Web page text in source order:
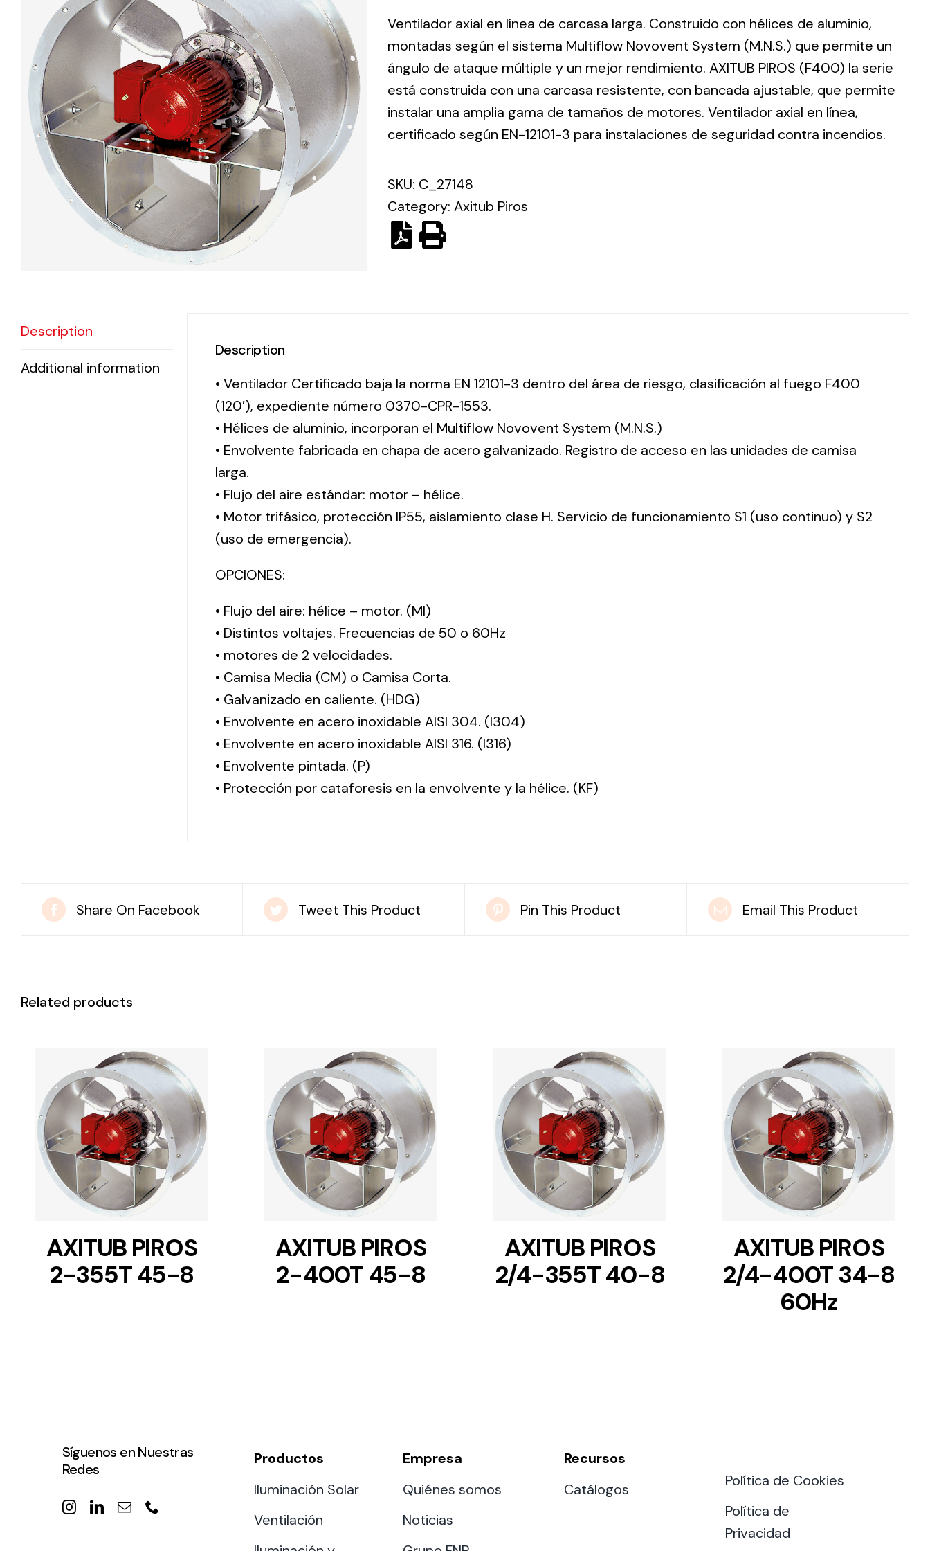
eléctrico.
Lighting and
Electrical
Equipment
Complete
solutions in
lighting and
Ventilation
The
incorporation of
Novovent into
offer of
ventilation
products for
different uses
Solar lighting
solutions for all
Ventilador axial en línea de carcasa larga. Construido con hélices de aluminio,
montadas según el sistema Multiflow Novovent System (M.N.S.) que permite un
ángulo de ataque múltiple y un mejor rendimiento. AXITUB PIROS (F400) la serie
está construida con una carcasa resistente, con bancada ajustable, que permite
instalar una amplia gama de tamaños de motores. Ventilador axial en línea,
certificado según EN-12101-3 para instalaciones de seguridad contra incendios.
SKU: C_27148
Category: Axitub Piros
Description
Additional information
Description
• Ventilador Certificado baja la norma EN 12101-3 dentro del área de riesgo, clasificación al fuego F400
(120′), expediente número 0370-CPR-1553.
• Hélices de aluminio, incorporan el Multiflow Novovent System (M.N.S.)
• Envolvente fabricada en chapa de acero galvanizado. Registro de acceso en las unidades de camisa
larga.
• Flujo del aire estándar: motor – hélice.
• Motor trifásico, protección IP55, aislamiento clase H. Servicio de funcionamiento S1 (uso continuo) y S2
(uso de emergencia).
OPCIONES:
• Flujo del aire: hélice – motor. (MI)
• Distintos voltajes. Frecuencias de 50 o 60Hz
• motores de 2 velocidades.
• Camisa Media (CM) o Camisa Corta.
• Galvanizado en caliente. (HDG)
• Envolvente en acero inoxidable AISI 304. (I304)
• Envolvente en acero inoxidable AISI 316. (I316)
• Envolvente pintada. (P)
• Protección por cataforesis en la envolvente y la hélice. (KF)
Share On Facebook Tweet This Product Pin This Product Email This Product
Related products
DETAILS
AXITUB PIROS
2-355T 45-8
DETAILS
AXITUB PIROS
2-400T 45-8
DETAILS
AXITUB PIROS
2/4-355T 40-8
DETAILS
AXITUB PIROS
2/4-400T 34-8
60Hz
Síguenos en Nuestras
Redes
Productos
Iluminación Solar
Ventilación
Empresa
Quiénes somos
Noticias
Recursos
Catálogos
Política de Cookies
Política de
Privacidad